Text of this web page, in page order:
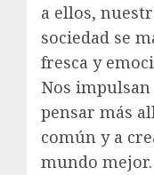
a ellos,
sociedad se
fresca y
Nos impulsan
pensar más
común y a
mundo mejor.